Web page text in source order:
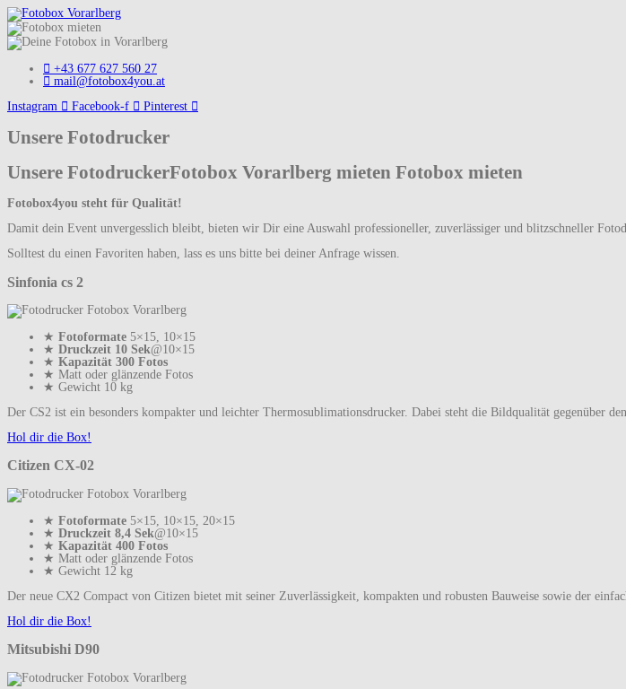
+43 677 627 560 27
mail@fotobox4you.at
Instagram
Facebook-f Pinterest
Unsere Fotodrucker
Unsere Fotodrucker​ Fotobox Vorarlberg mieten Fotobox mieten
Fotobox4you steht für Qualität!
Damit dein Event unvergesslich bleibt, bieten wir Dir eine Auswahl professioneller, zuverlässiger und blitzschneller
Solltest du einen Favoriten haben, lass es uns bitte bei deiner Anfrage wissen.
Sinfonia cs 2
★ Fotoformate 5×15, 10×15
★ Druckzeit 10 Sek@10×15
★ Kapazität 300 Fotos
★ Matt oder glänzende Fotos
★ Gewicht 10 kg
Der CS2 ist ein besonders kompakter und leichter Thermosublimationsdrucker. Dabei steht die Bildqualität gegenüber
Hol dir die Box!
Citizen CX-02
★ Fotoformate 5×15, 10×15, 20×15
★ Druckzeit 8,4 Sek@10×15
★ Kapazität 400 Fotos
★ Matt oder glänzende Fotos
★ Gewicht 12 kg
Der neue CX2 Compact von Citizen bietet mit seiner Zuverlässigkeit, kompakten und robusten Bauweise sowie der
Hol dir die Box!
Mitsubishi D90